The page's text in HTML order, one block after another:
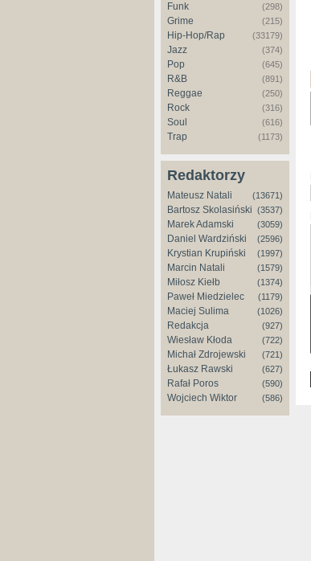
Funk (298)
Grime (215)
Hip-Hop/Rap (33179)
Jazz (374)
Pop (645)
R&B (891)
Reggae (250)
Rock (316)
Soul (616)
Trap (1173)
Redaktorzy
Mateusz Natali (13671)
Bartosz Skolasiński (3537)
Marek Adamski (3059)
Daniel Wardziński (2596)
Krystian Krupiński (1997)
Marcin Natali (1579)
Miłosz Kiełb (1374)
Paweł Miedzielec (1179)
Maciej Sulima (1026)
Redakcja (927)
Wiesław Kłoda (722)
Michał Zdrojewski (721)
Łukasz Rawski (627)
Rafał Poros (590)
Wojciech Wiktor (586)